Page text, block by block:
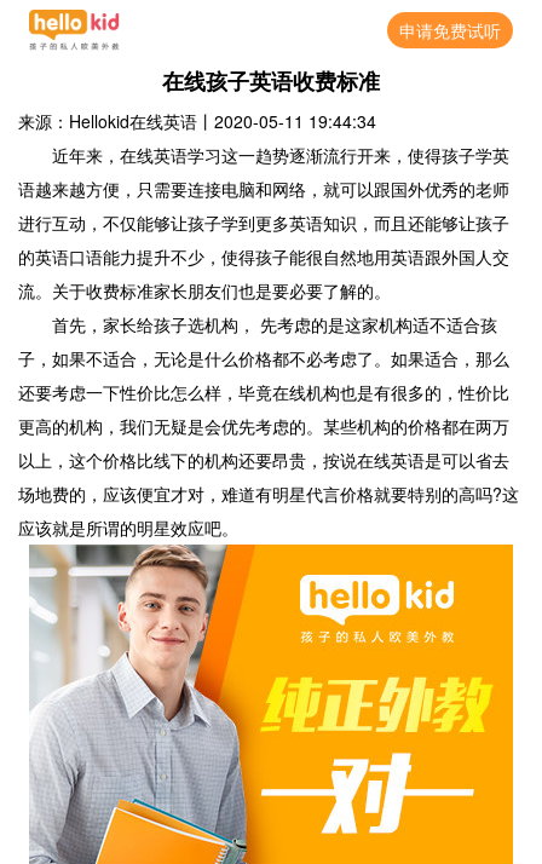
申请免费试听
在线孩子英语收费标准
来源：Hellokid在线英语 丨 2020-05-11 19:44:34
近年来，在线英语学习这一趋势逐渐流行开来，使得孩子学英
语越来越方便，只需要连接电脑和网络，就可以跟国外优秀的老师
进行互动，不仅能够让孩子学到更多英语知识，而且还能够让孩子
的英语口语能力提升不少，使得孩子能很自然地用英语跟外国人交
流。关于收费标准家长朋友们也是要必要了解的。
首先，家长给孩子选机构， 先考虑的是这家机构适不适合孩
子，如果不适合，无论是什么价格都不必考虑了。如果适合，那么
还要考虑一下性价比怎么样，毕竟在线机构也是有很多的，性价比
更高的机构，我们无疑是会优先考虑的。某些机构的价格都在两万
以上，这个价格比线下的机构还要昂贵，按说在线英语是可以省去
场地费的，应该便宜才对，难道有明星代言价格就要特别的高吗?这
应该就是所谓的明星效应吧。